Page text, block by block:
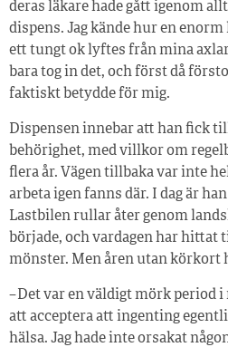
deras läkare hade gått igenom
dispens. Jag kände hur en
ett tungt ok lyftes från mina
bara tog in det, och först då
faktiskt betydde för mig.
Dispensen innebar att han fick
behörighet, med villkor om
flera år. Vägen tillbaka var inte
arbeta igen fanns där. I dag är
Lastbilen rullar åter genom
började, och vardagen har hittat
mönster. Men åren utan körkort
– Det var en väldigt mörk period
att acceptera att ingenting
hälsa. Jag hade inte orsakat